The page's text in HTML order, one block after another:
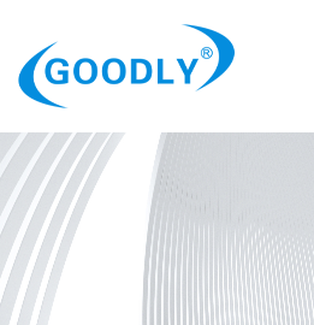
Продукция
ОТРАСЛИ
Категория
Новости